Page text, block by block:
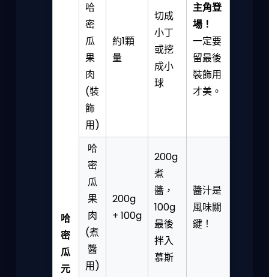
哈
密
瓜
元
哈
密
瓜
果
肉
(裝
飾
用)
約1顆
量
切成
小丁
或挖
成小
球
主角登
場！
一定要
留最後
裝飾用
才美。
哈
密
瓜
果
肉
(煮
醬
用)
200g
+ 100g
200g
煮
醬，
100g
最後
拌入
慕斯
醬汁是
風味關
鍵！